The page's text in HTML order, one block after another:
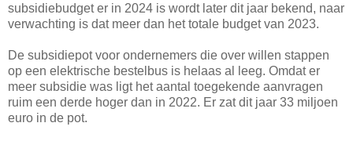
subsidiebudget er in 2024 is wordt later dit jaar bekend, naar
verwachting is dat meer dan het totale budget van 2023.
De subsidiepot voor ondernemers die over willen stappen
op een elektrische bestelbus is helaas al leeg. Omdat er
meer subsidie was ligt het aantal toegekende aanvragen
ruim een derde hoger dan in 2022. Er zat dit jaar 33 miljoen
euro in de pot.